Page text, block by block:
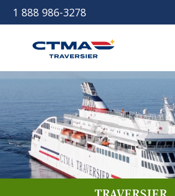
1 888 986-3278
Découvrez notre navire
Connexion
Réservez